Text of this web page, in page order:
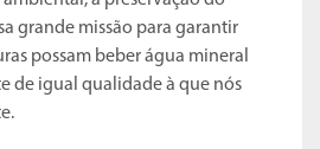
grande missão para garantir
possam beber água mineral
de igual qualidade à que nós